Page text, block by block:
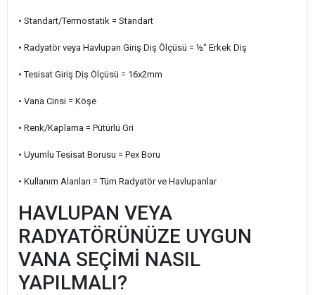
• Standart/Termostatik = Standart
• Radyatör veya Havlupan Giriş Diş Ölçüsü = ½" Erkek Diş
• Tesisat Giriş Diş Ölçüsü = 16x2mm
• Vana Cinsi = Köşe
• Renk/Kaplama = Pütürlü Gri
• Uyumlu Tesisat Borusu = Pex Boru
• Kullanım Alanları = Tüm Radyatör ve Havlupanlar
HAVLUPAN VEYA
RADYATÖRÜNÜZE UYGUN
VANA SEÇİMİ NASIL
YAPILMALI?